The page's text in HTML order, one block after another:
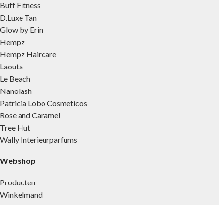
Buff Fitness
D.Luxe Tan
Glow by Erin
Hempz
Hempz Haircare
Laouta
Le Beach
Nanolash
Patricia Lobo Cosmeticos
Rose and Caramel
Tree Hut
Wally Interieurparfums
Webshop
Producten
Winkelmand